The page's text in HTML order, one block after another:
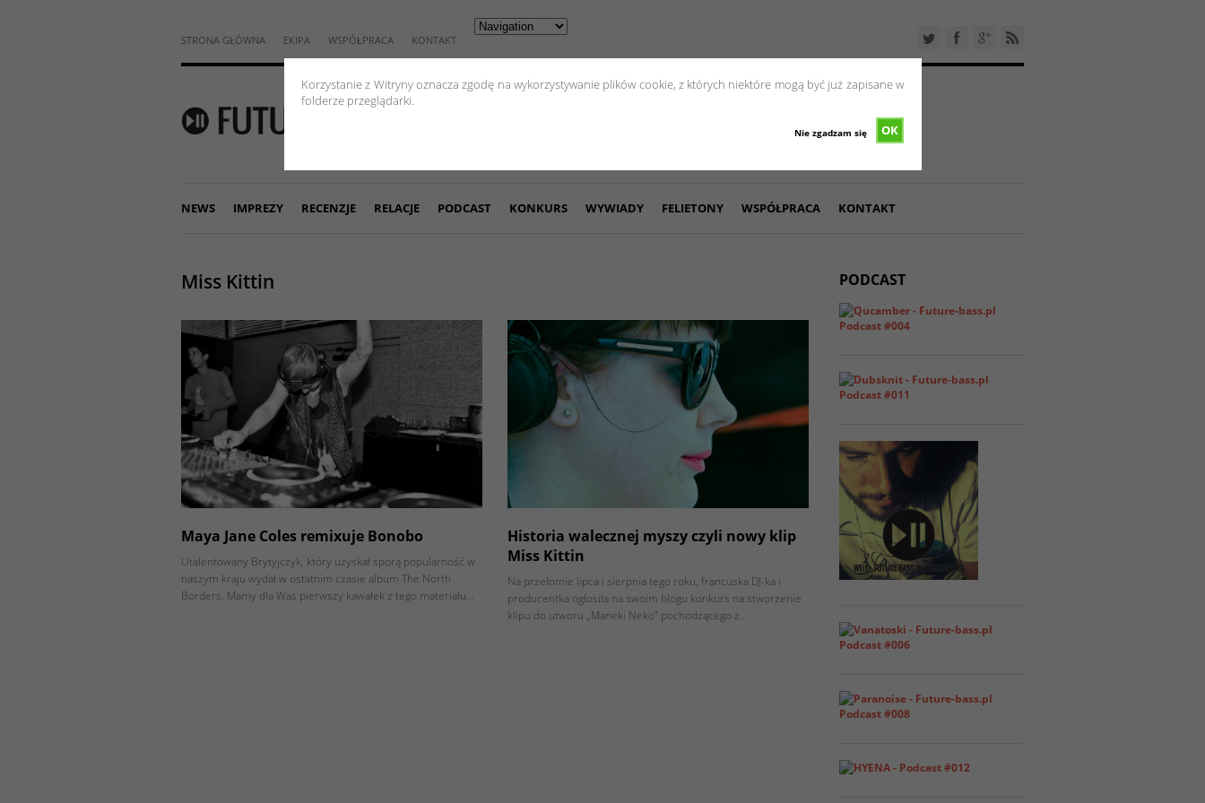
Korzystanie z Witryny oznacza zgodę na wykorzystywanie plików cookie, z których niektóre mogą być już zapisane w
folderze przeglądarki.
OK
Nie zgadzam się
STRONA GŁÓWNA EKIPA WSPÓŁPRACA KONTAKT
NEWS IMPREZY RECENZJE RELACJE PODCAST KONKURS WYWIADY FELIETONY WSPÓŁPRACA KONTAKT
Miss Kittin
Maya Jane Coles remixuje Bonobo
Utalentowany Brytyjczyk, który uzyskał sporą popularność w
naszym kraju wydał w ostatnim czasie album The North
Borders. Mamy dla Was pierwszy kawałek z tego materiału…
Historia walecznej myszy czyli nowy klip
Miss Kittin
Na przełomie lipca i sierpnia tego roku, francuska DJ-ka i
producentka ogłosiła na swoim blogu konkurs na stworzenie
klipu do utworu „Maneki Neko” pochodzącego z…
PODCAST